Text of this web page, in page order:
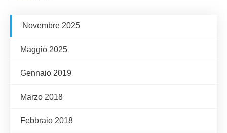
Novembre 2025
Maggio 2025
Gennaio 2019
Marzo 2018
Febbraio 2018